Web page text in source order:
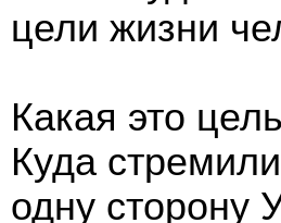
цели жизни
Какая это
Куда
одну сторону